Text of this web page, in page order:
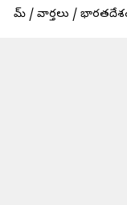
హోమ్ / వార్తలు /